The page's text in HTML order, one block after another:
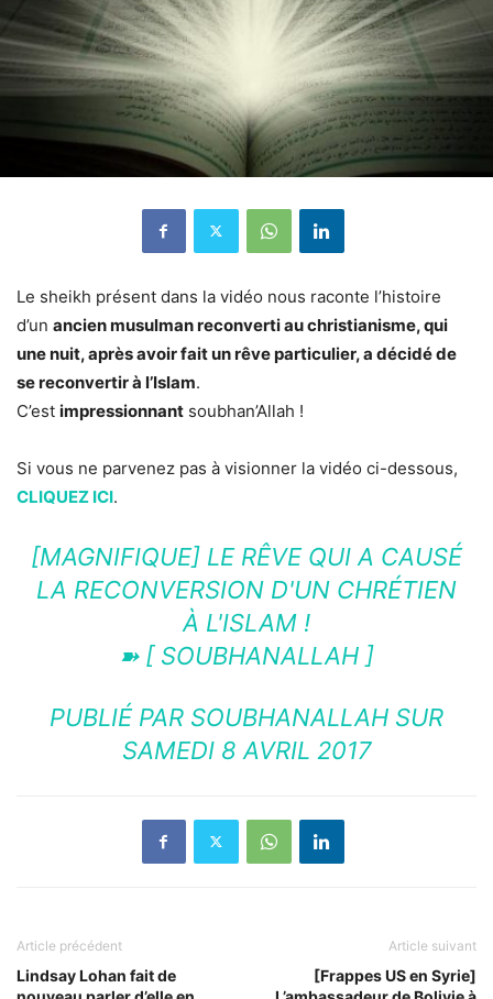
Le sheikh présent dans la vidéo nous raconte l’histoire
d’un ancien musulman reconverti au christianisme, qui
une nuit, après avoir fait un rêve particulier, a décidé de
se reconvertir à l’Islam.
C’est impressionnant soubhan’Allah !
Si vous ne parvenez pas à visionner la vidéo ci-dessous,
CLIQUEZ ICI.
[MAGNIFIQUE] LE RÊVE QUI A CAUSÉ
LA RECONVERSION D'UN CHRÉTIEN
À L'ISLAM !
➽ [ SOUBHANALLAH ]
PUBLIÉ PAR SOUBHANALLAH SUR
SAMEDI 8 AVRIL 2017
Article précédent
Lindsay Lohan fait de
Article suivant
[Frappes US en Syrie]